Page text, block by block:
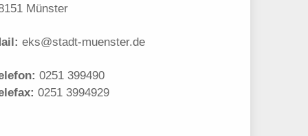
Münster
eks@stadt-muenster.de
0251 399490
0251 3994929